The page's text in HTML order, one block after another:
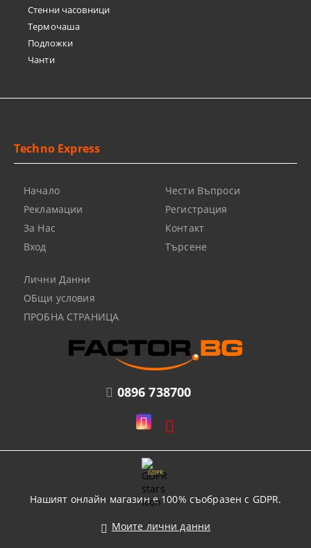
Стенни часовници
Термочашa
Подложки
Чанти
0896 738700
Techno Express
Начало
Рекламации
За Нас
Вход
Чести Въпроси
Регистрация
Контакт
Търсене
Лични Данни
ОБщи условия
ПРОБНА СТРАНИЦА
GDPR
Нашият онлайн магазин е 100% съобразен с GDPR.
Моите лични данни